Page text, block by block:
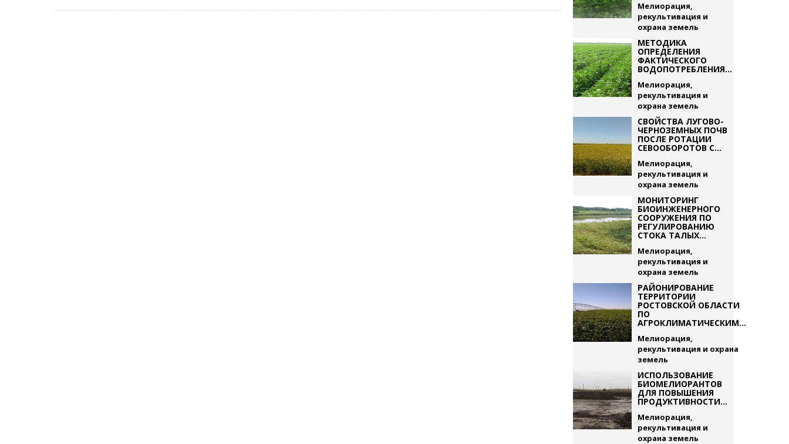
Мелиорация,
рекультивация и
охрана земель
МЕТОДИКА
ОПРЕДЕЛЕНИЯ
ФАКТИЧЕСКОГО
ВОДОПОТРЕБЛЕНИЯ...
Мелиорация,
рекультивация и
охрана земель
СВОЙСТВА ЛУГОВО-
ЧЕРНОЗЕМНЫХ ПОЧВ
ПОСЛЕ РОТАЦИИ
СЕВООБОРОТОВ С...
Мелиорация,
рекультивация и
охрана земель
МОНИТОРИНГ
БИОИНЖЕНЕРНОГО
СООРУЖЕНИЯ ПО
РЕГУЛИРОВАНИЮ
СТОКА ТАЛЫХ...
Мелиорация,
рекультивация и
охрана земель
РАЙОНИРОВАНИЕ
ТЕРРИТОРИИ
РОСТОВСКОЙ ОБЛАСТИ
ПО
АГРОКЛИМАТИЧЕСКИМ...
Мелиорация,
рекультивация и охрана
земель
ИСПОЛЬЗОВАНИЕ
БИОМЕЛИОРАНТОВ
ДЛЯ ПОВЫШЕНИЯ
ПРОДУКТИВНОСТИ...
Мелиорация,
рекультивация и
охрана земель